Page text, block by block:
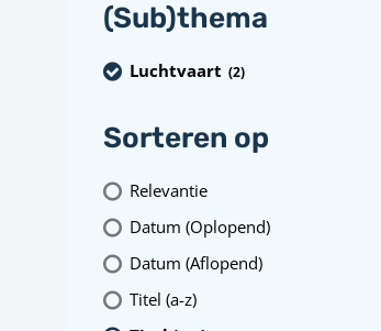
(Sub)thema
Luchtvaart (2)
Sorteren op
Relevantie
Datum (Oplopend)
Datum (Aflopend)
Titel (a-z)